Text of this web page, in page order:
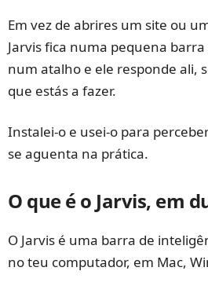
Em vez de abrires um site ou
Jarvis fica numa pequena
num atalho e ele responde ali,
que estás a fazer.
Instalei-o e usei-o para
se aguenta na prática.
O que é o Jarvis, em
O Jarvis é uma barra de
no teu computador, em Mac,